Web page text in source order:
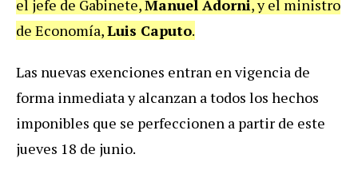
el jefe de Gabinete,Manuel Adorni, y el ministro
de Economía,Luis Caputo.
Las nuevas exenciones entran en vigencia de
forma inmediata y alcanzan a todos los hechos
imponibles que se perfeccionen a partir de este
jueves 18 de junio.